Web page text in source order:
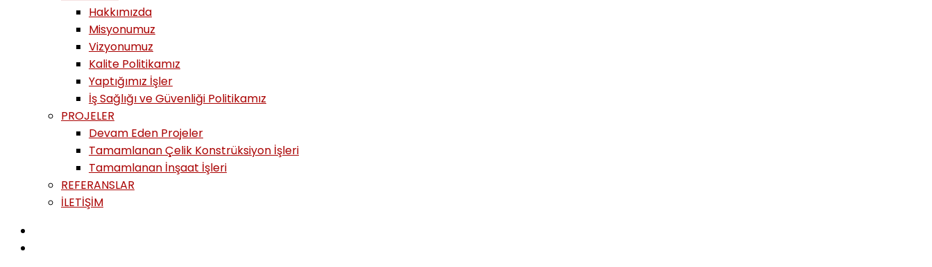
Hakkımızda
Misyonumuz
Vizyonumuz
Kalite Politikamız
Yaptığımız İşler
İş Sağlığı ve Güvenliği Politikamız
PROJELER
Devam Eden Projeler
Tamamlanan Çelik Konstrüksiyon İşleri
Tamamlanan İnşaat İşleri
REFERANSLAR
İLETİŞİM